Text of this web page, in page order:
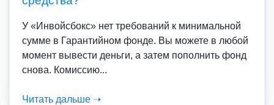
У «Инвойсбокс» нет требований к минимальной
сумме в Гарантийном фонде. Вы можете в любой
момент вывести деньги, а затем пополнить фонд
снова. Комиссию...
Читать дальше ➝